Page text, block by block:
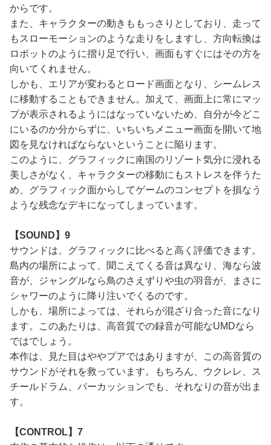
からです。
また、キャラクターの動きももっさりとしており、走って
もスローモーションのような走りをしますし、方向転換は
ロボットのように摺り足で行い、画面もすぐにはその方を
向いてくれません。
しかも、エリアが変わるとロード画面となり、シームレス
に移動することもできません。加えて、画面上に常にマッ
プが表示されるようにはなっていないため、自分が今どこ
にいるのか分からずに、いちいちメニュー画面を開いて地
図を見なければならないということに陥ります。
このように、グラフィックに南国のリゾート気分に浸れる
美しさがなく、キャラクターの移動にもストレスを伴うた
め、グラフィック面からしてゲームのコンセプトを損なう
ような残念なデキになってしまっています。
【SOUND】9
サウンドは、グラフィックに比べると高く評価できます。
島内の場所によって、聞こえてくる音は異なり、海なら波
音が、ジャングルなら鳥のさえずりや虫の羽音が、まさに
シャワーのように降り注いでくるのです。
しかも、場所によっては、それらが混ざり合った音になり
ます。このあたりは、高音質での録音が可能なUMDなら
ではでしょう。
本作は、見た目はややプアではありますが、この高音質の
サウンドがそれを救っています。もちろん、ウクレレ、ス
チールドラム、パーカッションでも、それなりの音が出ま
す。
【CONTROL】7